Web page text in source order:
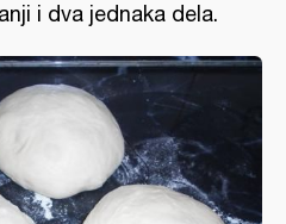
i dva jednaka dela.